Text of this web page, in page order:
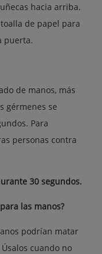
hacia arriba.
de papel para
puerta.
de manos, más
gérmenes se
Para
personas contra
30 segundos.
las manos?
podrían matar
cuando no